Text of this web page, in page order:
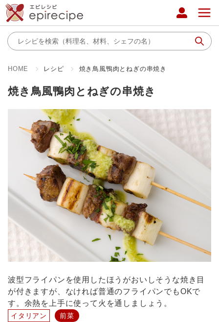
HOME レシピ 焼き鳥風鴨肉とねぎの串焼き
焼き鳥風鴨肉とねぎの串焼き
波型フライパンを使用したほうがおいしそうな焼き目
が付きますが、なければ普通のフライパンでもOKで
す。余熱を上手に使って火を通しましょう。
イタリアン 前菜